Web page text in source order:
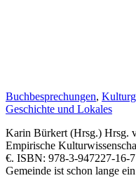
Buchbesprechungen,
Geschichte und Lokales
Karin Bürkert (Hrsg.) Hrsg.
Empirische
€. ISBN: 978-3-947227-16-
Gemeinde ist schon lange